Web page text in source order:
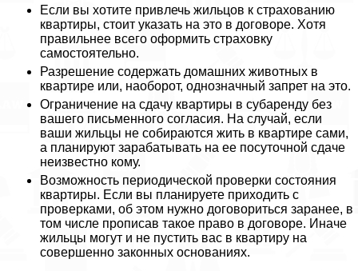
Если вы хотите привлечь жильцов к страхованию
квартиры, стоит указать на это в договоре. Хотя
правильнее всего оформить страховку
самостоятельно.
Разрешение содержать домашних животных в
квартире или, наоборот, однозначный запрет на это.
Ограничение на сдачу квартиры в субаренду без
вашего письменного согласия. На случай, если
ваши жильцы не собираются жить в квартире сами,
а планируют заpaбатывать на ее посуточной сдаче
неизвестно кому.
Возможность периодической проверки состояния
квартиры. Если вы планируете приходить с
проверками, об этом нужно договориться заранее, в
том числе прописав такое право в договоре. Иначе
жильцы могут и не пустить вас в квартиру на
совершенно законных основаниях.